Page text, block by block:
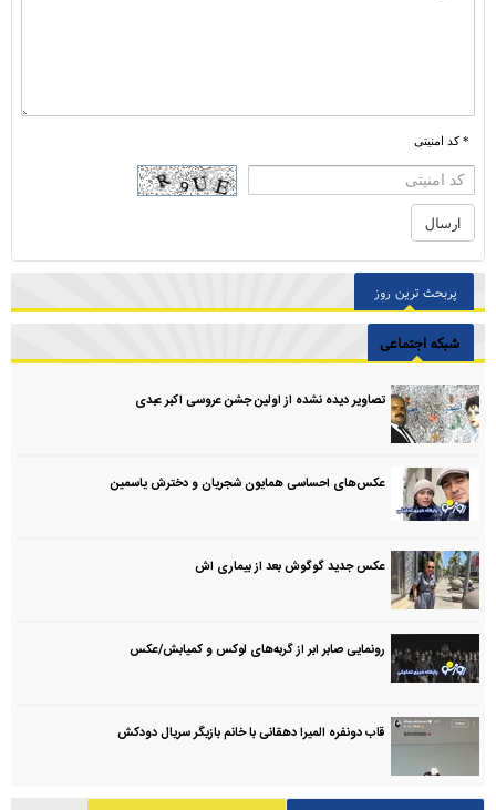
* کد امنیتی
پربحث ترین روز
شبکه اجتماعی
تصاویر دیده نشده از اولین جشن عروسی اکبر عبدی
عکس‌های احساسی همایون شجریان و دخترش یاسمین
عکس جدید گوگوش بعد از بیماری اش
رونمایی صابر ابر از گربه‌های لوکس و کمیابش/عکس
قاب دونفره المیرا دهقانی با خانم بازیگر سریال دودکش